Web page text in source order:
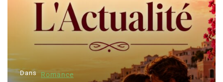
Dans Romance